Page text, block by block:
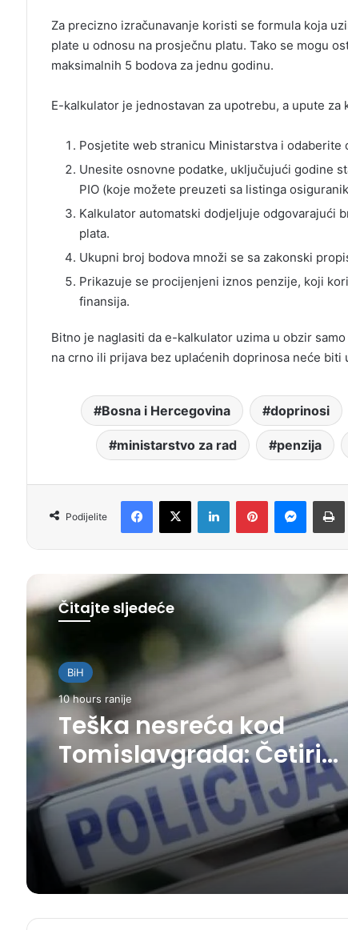
Za precizno izračunavanje koristi se formula koja
plate u odnosu na prosječnu platu. Tako se mogu
maksimalnih 5 bodova za jednu godinu.
E-kalkulator je jednostavan za upotrebu, a upute za
Posjetite web stranicu Ministarstva i odaberite
Unesite osnovne podatke, uključujući godine
PIO (koje možete preuzeti sa listinga
Kalkulator automatski dodjeljuje odgovarajući
plata.
Ukupni broj bodova množi se sa zakonski
Prikazuje se procijenjeni iznos penzije, koji
finansija.
Bitno je naglasiti da e-kalkulator uzima u obzir
na crno ili prijava bez uplaćenih doprinosa neće
Bosna i Hercegovina doprinosi
ministarstvo za rad penzija
Podijelite
Čitajte sljedeće
BiH
10 hours ranije
Teška nesreća kod
Tomislavgrada: Četiri
osobe teško povrijeđene